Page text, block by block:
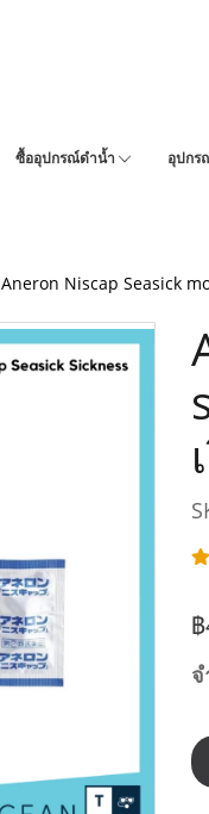
ซื้ออุปกรณ์ดำน้ำ อุปกร
Aneron Niscap Seasick